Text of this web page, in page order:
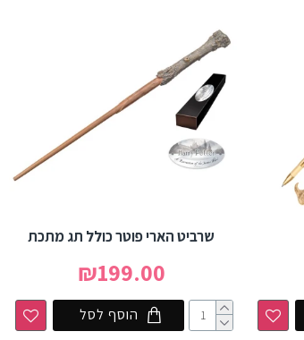
שרביט הארי פוטר כולל תג מתכת
₪199.00
הוסף לסל